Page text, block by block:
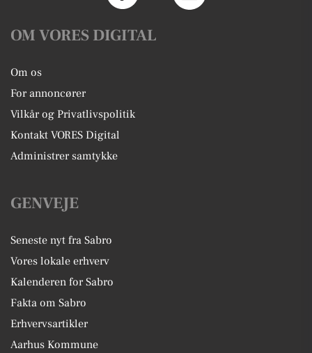
OM VORES DIGITAL
Om os
For annoncører
Vilkår og Privatlivspolitik
Kontakt VORES Digital
Administrer samtykke
GENVEJE
Seneste nyt fra Sabro
Vores lokale erhverv
Kalenderen for Sabro
Fakta om Sabro
Erhvervsartikler
Aarhus Kommune